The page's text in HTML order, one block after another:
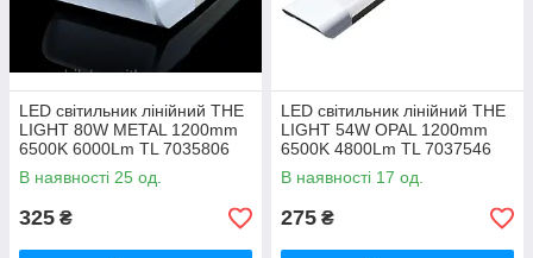
LED світильник лінійний THE
LIGHT 80W METAL 1200mm
6500K 6000Lm TL 7035806
В наявності 25 од.
325 ₴
LED світильник лінійний THE
LIGHT 54W OPAL 1200mm
6500K 4800Lm TL 7037546
В наявності 17 од.
275 ₴